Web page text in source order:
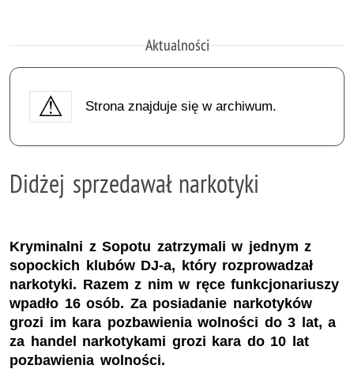
Aktualności
Strona znajduje się w archiwum.
Didżej sprzedawał narkotyki
Kryminalni z Sopotu zatrzymali w jednym z
sopockich klubów DJ-a, który rozprowadzał
narkotyki. Razem z nim w ręce funkcjonariuszy
wpadło 16 osób. Za posiadanie narkotyków
grozi im kara pozbawienia wolności do 3 lat, a
za handel narkotykami grozi kara do 10 lat
pozbawienia wolności.